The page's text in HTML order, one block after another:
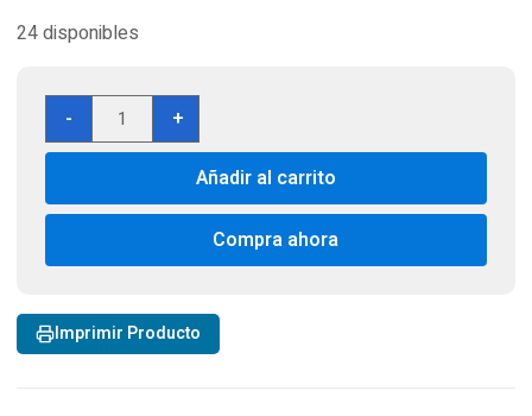
24 disponibles
-
Campana
Twin
60
XE60
c/filtro
+
Añadir al carrito
Compra ahora
Imprimir Producto